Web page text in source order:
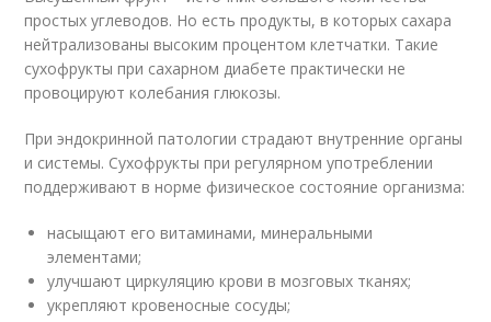
простых углеводов. Но есть продукты, в которых сахара
нейтрализованы высоким процентом клетчатки. Такие
сухофрукты при сахарном диабете практически не
провоцируют колебания глюкозы.
При эндокринной патологии страдают внутренние органы
и системы. Сухофрукты при регулярном употреблении
поддерживают в норме физическое состояние организма:
насыщают его витаминами, минеральными
элементами;
улучшают циркуляцию крови в мозговых тканях;
укрепляют кровеносные сосуды;